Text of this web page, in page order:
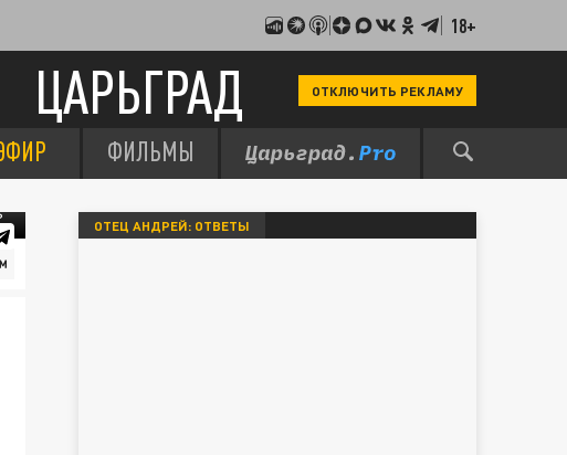
18+
ЦАРЬГРАД ОТКЛЮЧИТЬ РЕКЛАМУ
ФИЛЬМЫ
ОТЕЦ АНДРЕЙ: ОТВЕТЫ